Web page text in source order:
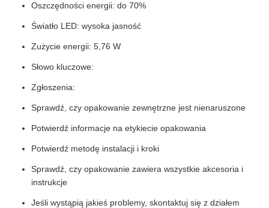
Oszczędności energii: do 70%
Światło LED: wysoka jasność
Zużycie energii: 5,76 W
Słowo kluczowe:
Zgłoszenia:
Sprawdź, czy opakowanie zewnętrzne jest nienaruszone
Potwierdź informacje na etykiecie opakowania
Potwierdź metodę instalacji i kroki
Sprawdź, czy opakowanie zawiera wszystkie akcesoria i
instrukcje
Jeśli wystąpią jakieś problemy, skontaktuj się z działem